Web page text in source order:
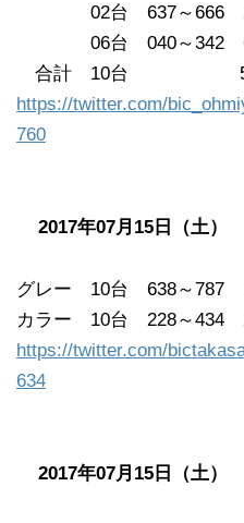
02台 637～666
06台 040～342
合計 10台
https://twitter.com/
760
2017年07月15日（土
グレー 10台 638～787
カラー 10台 228～434
https://twitter.com/
634
2017年07月15日（土